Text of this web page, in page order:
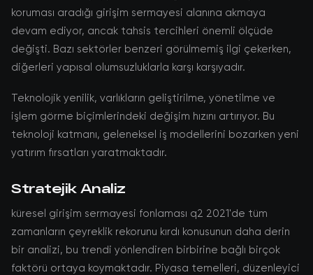
koruması aradığı girişim sermayesi alanına akmaya
devam ediyor, ancak tahsis tercihleri önemli ölçüde
değişti. Bazı sektörler benzeri görülmemiş ilgi çekerken,
diğerleri yapısal olumsuzluklarla karşı karşıyadır.
Teknolojik yenilik, varlıkların geliştirilme, yönetilme ve
işlem görme biçimlerindeki değişim hızını artırıyor. Bu
teknoloji katmanı, geleneksel iş modellerini bozarken yeni
yatırım fırsatları yaratmaktadır.
Stratejik Analiz
küresel girişim sermayesi fonlaması q2 2021'de tüm
zamanların çeyreklik rekorunu kırdı konusunun daha derin
bir analizi, bu trendi yönlendiren birbirine bağlı birçok
faktörü ortaya koymaktadır. Piyasa temelleri, düzenleyici